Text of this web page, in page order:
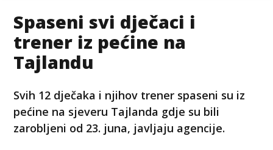
Spaseni svi dječaci i
trener iz pećine na
Tajlandu
Svih 12 dječaka i njihov trener spaseni su iz
pećine na sjeveru Tajlanda gdje su bili
zarobljeni od 23. juna, javljaju agencije.